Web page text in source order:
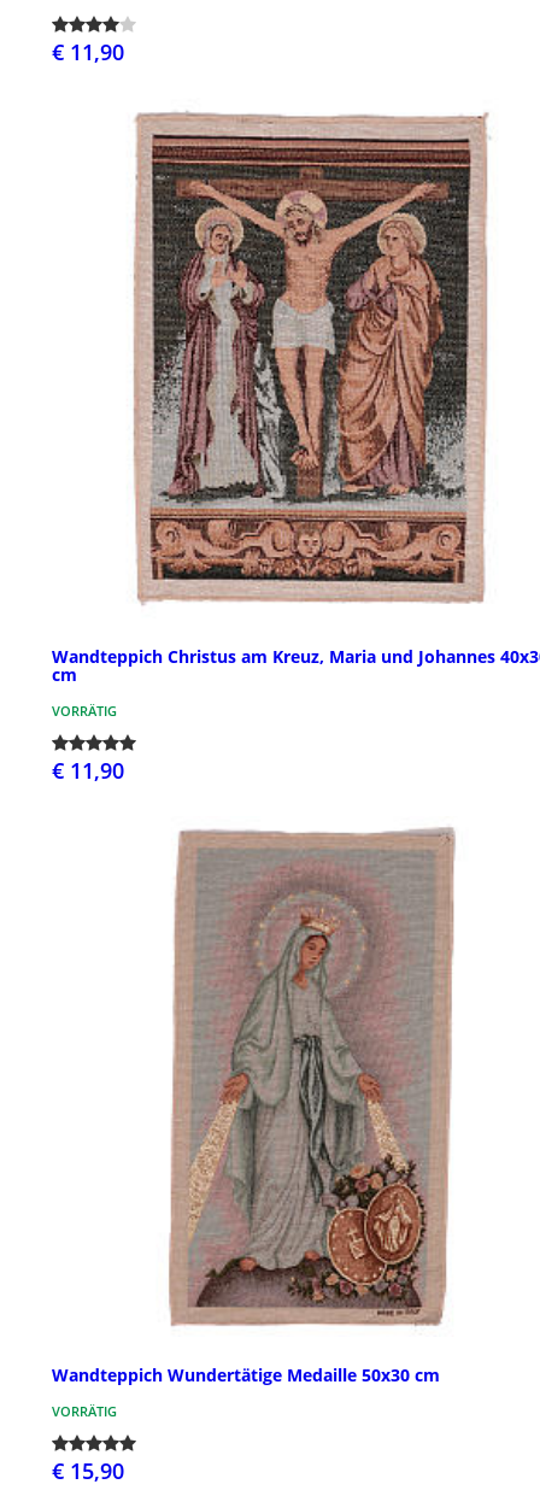
€ 11,90
Wandteppich Christus am Kreuz, Maria und Johannes
cm
VORRÄTIG
€ 11,90
Wandteppich Wundertätige Medaille 50x30 cm
VORRÄTIG
€ 15,90